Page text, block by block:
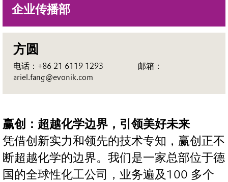
企业传播部
方圆
电话：+86 21 6119 1293 邮箱：
ariel.fang@evonik.com
赢创：超越化学边界，引领美好未来
凭借创新实力和领先的技术专知，赢创正不
断超越化学的边界。我们是一家总部位于德
国的全球性化工公司，业务遍及100 多个